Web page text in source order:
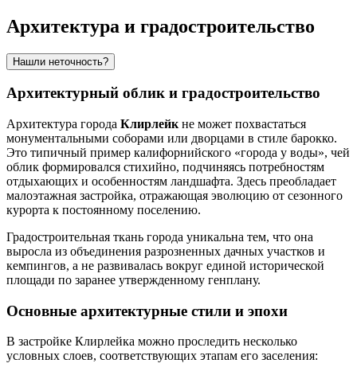
Архитектура и градостроительство
Нашли неточность?
Архитектурный облик и градостроительство
Архитектура города Клирлейк не может похвастаться
монументальными соборами или дворцами в стиле барокко.
Это типичный пример калифорнийского «города у воды», чей
облик формировался стихийно, подчиняясь потребностям
отдыхающих и особенностям ландшафта. Здесь преобладает
малоэтажная застройка, отражающая эволюцию от сезонного
курорта к постоянному поселению.
Градостроительная ткань города уникальна тем, что она
выросла из объединения разрозненных дачных участков и
кемпингов, а не развивалась вокруг единой исторической
площади по заранее утвержденному генплану.
Основные архитектурные стили и эпохи
В застройке Клирлейка можно проследить несколько
условных слоев, соответствующих этапам его заселения: